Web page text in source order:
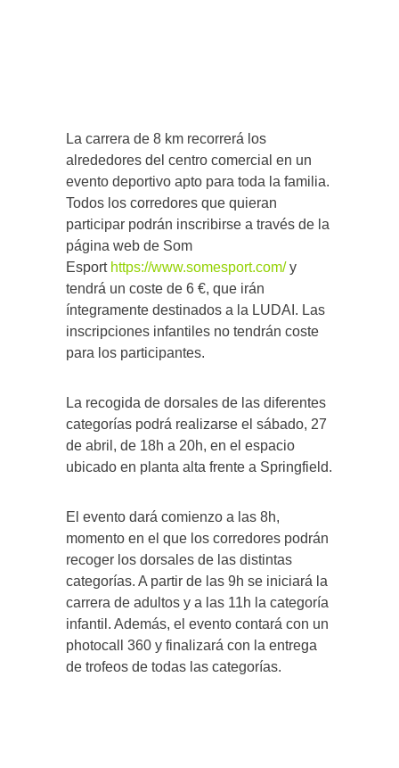
La carrera de 8 km recorrerá los
alrededores del centro comercial en un
evento deportivo apto para toda la familia.
Todos los corredores que quieran
participar podrán inscribirse a través de la
página web de Som
Esport https://www.somesport.com/y
tendrá un coste de 6 €, que irán
íntegramente destinados a la LUDAI. Las
inscripciones infantiles no tendrán coste
para los participantes.
La recogida de dorsales de las diferentes
categorías podrá realizarse el sábado, 27
de abril, de 18h a 20h, en el espacio
ubicado en planta alta frente a Springfield.
El evento dará comienzo a las 8h,
momento en el que los corredores podrán
recoger los dorsales de las distintas
categorías. A partir de las 9h se iniciará la
carrera de adultos y a las 11h la categoría
infantil. Además, el evento contará con un
photocall 360 y finalizará con la entrega
de trofeos de todas las categorías.